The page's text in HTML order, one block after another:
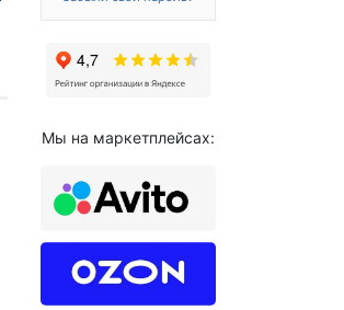
Мы на маркетплейсах: